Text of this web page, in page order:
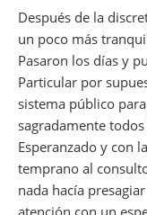
Después de la
un poco más
Pasaron los días y
Particular por
sistema público
sagradamente
Esperanzado y con
temprano al
nada hacía